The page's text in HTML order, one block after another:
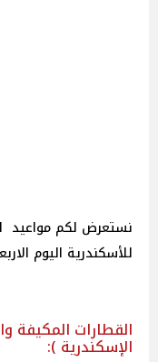
نستعرض لكم مواعيد
للأسكندرية اليوم
القطارات
الإسكندرية ):